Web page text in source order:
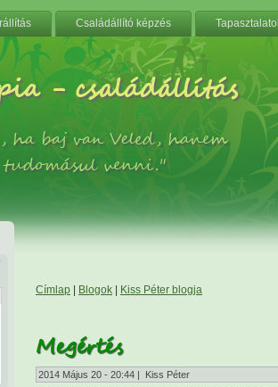
Családállító képzés
- családállítás
ha baj van Veled, hanem
venni."
Címlap Blogok Kiss Péter blogja
Megértés
2014 Május 20 - 20:44 | Kiss Péter